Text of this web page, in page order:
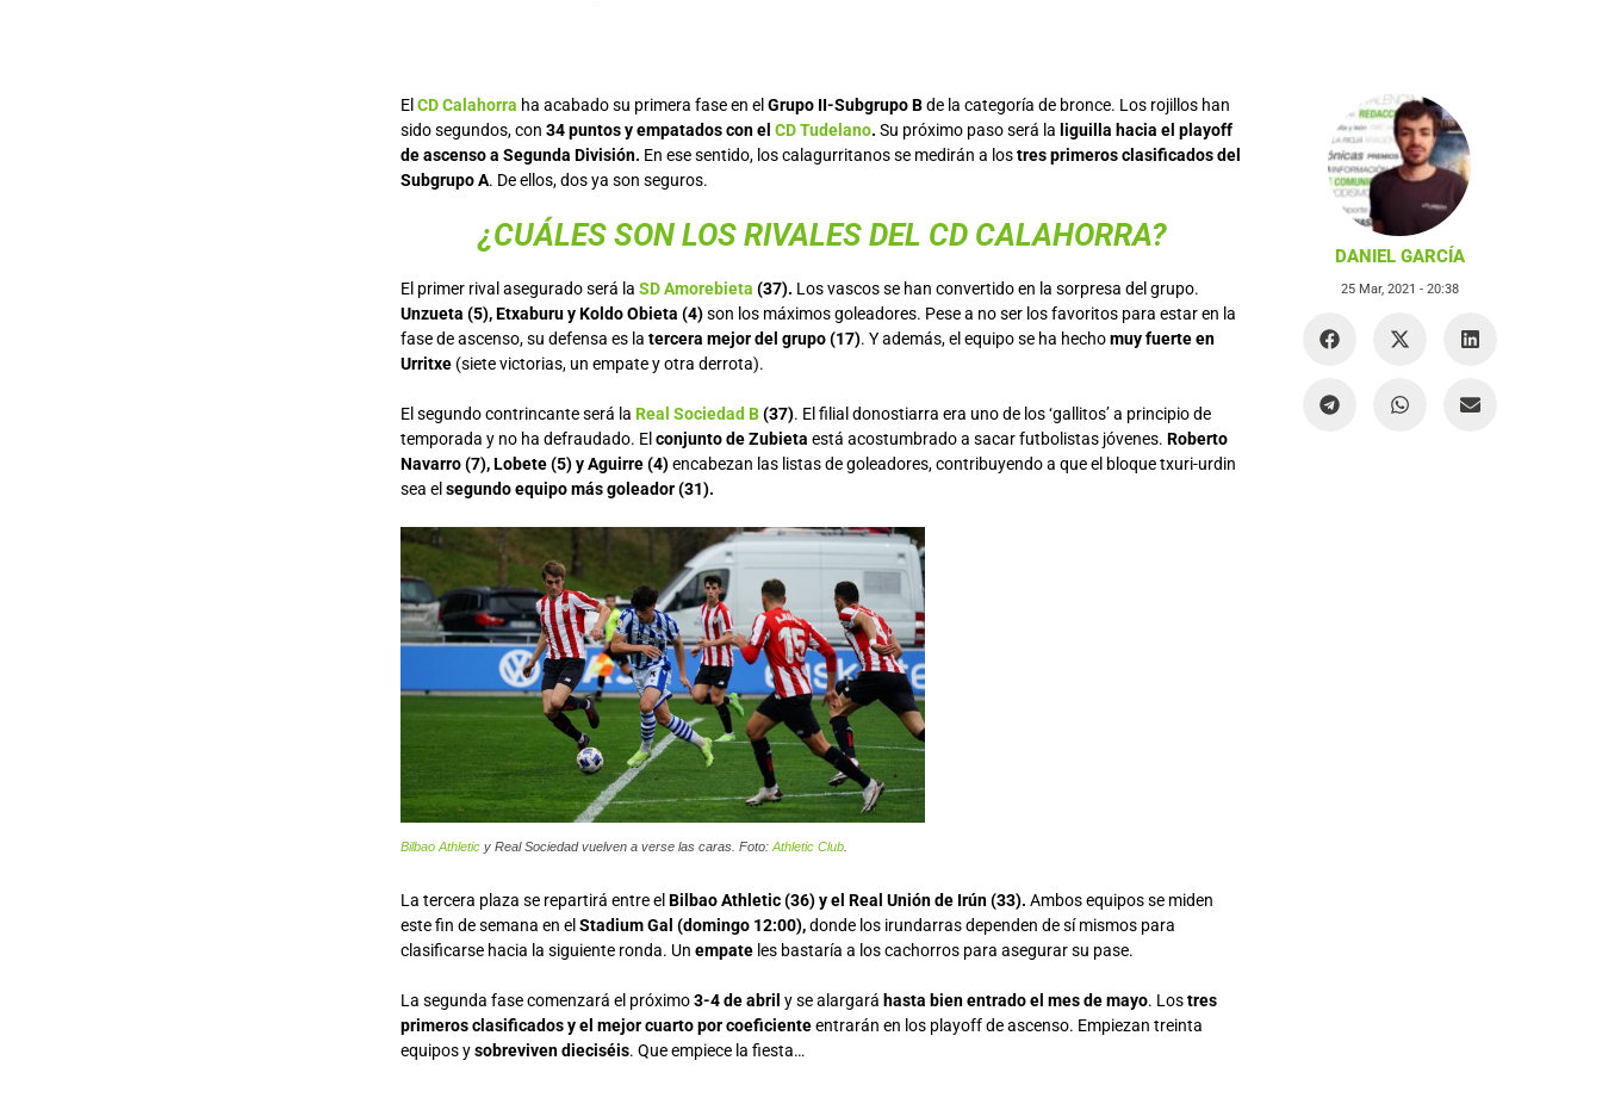
El CD Calahorra ha acabado su primera fase en el Grupo II-Subgrupo Bde la categoría de bronce. Los rojillos han
sido segundos, con 34 puntos y empatados con el CD Tudelano. Su próximo paso será la liguilla hacia el playoff
de ascenso a Segunda División. En ese sentido, los calagurritanos se medirán a lostres primeros clasificados del
Subgrupo A. De ellos, dos ya son seguros.
¿CUÁLES SON LOS RIVALES DEL CD CALAHORRA?
El primer rival asegurado será la SD Amorebieta (37). Los vascos se han convertido en la sorpresa del grupo.
Unzueta (5), Etxaburu y Koldo Obieta (4)son los máximos goleadores. Pese a no ser los favoritos para estar en la
fase de ascenso, su defensa es la tercera mejor del grupo (17). Y además, el equipo se ha hechomuy fuerte en
Urritxe (siete victorias, un empate y otra derrota).
El segundo contrincante será la Real Sociedad B(37). El filial donostiarra era uno de los ‘gallitos’ a principio de
temporada y no ha defraudado. El conjunto de Zubieta está acostumbrado a sacar futbolistas jóvenes. Roberto
Navarro (7), Lobete (5) y Aguirre (4)encabezan las listas de goleadores, contribuyendo a que el bloque txuri-urdin
sea el segundo equipo más goleador (31).
Bilbao Athletic y Real Sociedad vuelven a verse las caras. Foto: Athletic Club
La tercera plaza se repartirá entre el Bilbao Athletic (36) y el Real Unión de Irún (33). Ambos equipos se miden
este fin de semana en el Stadium Gal (domingo 12:00),donde los irundarras dependen de sí mismos para
clasificarse hacia la siguiente ronda. Un empate les bastaría a los cachorros para asegurar su pase.
La segunda fase comenzará el próximo3-4 de abril y se alargará hasta bien entrado el mes de mayo. Lostres
primeros clasificados y el mejor cuarto por coeficienteentrarán en los playoff de ascenso. Empiezan treinta
equipos ysobreviven dieciséis. Que empiece la fiesta…
DANIEL GARCÍA
25 Mar, 2021 - 20:38